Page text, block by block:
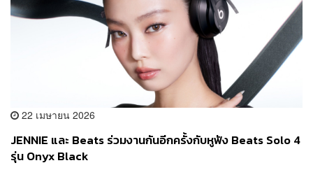
22 เมษายน 2026
JENNIE และ Beats ร่วมงานกันอีกครั้งกับหูฟัง Beats Solo 4
รุ่น Onyx Black